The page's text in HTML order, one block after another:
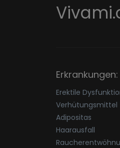
Erkrankungen:
Erektile
Verhütungsmittel
Adipositas
Haarausfall